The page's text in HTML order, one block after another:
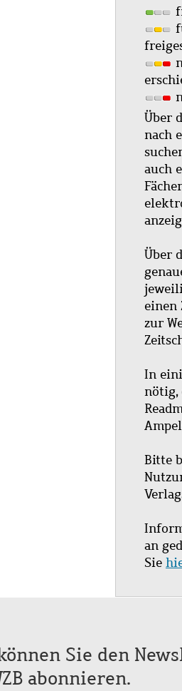
Über
nach
auch
Über
zur
In
nötig,
Bitte
an
Sie
Sie den
abonnieren.